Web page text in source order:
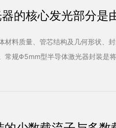
的核心发光部分是
材料质量、管芯结构及几何形状、
常规Φ5mm型半导体激光器封装是